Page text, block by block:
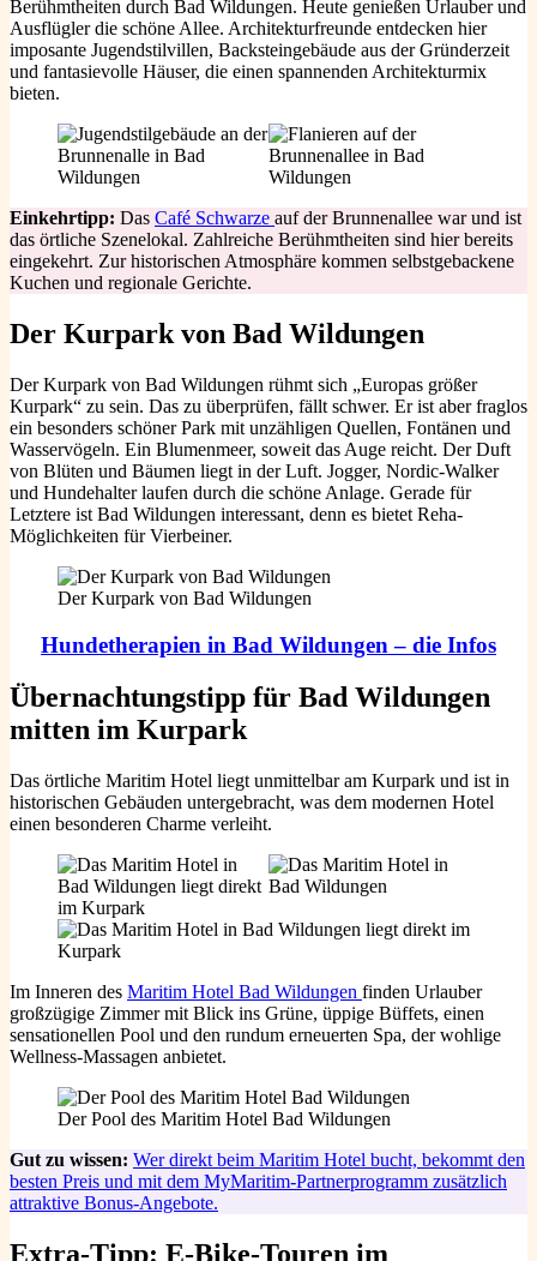
Berühmtheiten durch Bad Wildungen. Heute genießen Urlauber und
Ausflügler die schöne Allee. Architekturfreunde entdecken hier
imposante Jugendstilvillen, Backsteingebäude aus der Gründerzeit
und fantasievolle Häuser, die einen spannenden Architekturmix
bieten.
Einkehrtipp: Das Café Schwarze auf der Brunnenallee war und ist
das örtliche Szenelokal. Zahlreiche Berühmtheiten sind hier bereits
eingekehrt. Zur historischen Atmosphäre kommen selbstgebackene
Kuchen und regionale Gerichte.
Der Kurpark von Bad Wildungen
Der Kurpark von Bad Wildungen rühmt sich „Europas größer
Kurpark“ zu sein. Das zu überprüfen, fällt schwer. Er ist aber fraglos
ein besonders schöner Park mit unzähligen Quellen, Fontänen und
Wasservögeln. Ein Blumenmeer, soweit das Auge reicht. Der Duft
von Blüten und Bäumen liegt in der Luft. Jogger, Nordic-Walker
und Hundehalter laufen durch die schöne Anlage. Gerade für
Letztere ist Bad Wildungen interessant, denn es bietet Reha-
Möglichkeiten für Vierbeiner.
Der Kurpark von Bad Wildungen
Hundetherapien in Bad Wildungen – die Infos
Übernachtungstipp für Bad Wildungen
mitten im Kurpark
Das örtliche Maritim Hotel liegt unmittelbar am Kurpark und ist in
historischen Gebäuden untergebracht, was dem modernen Hotel
einen besonderen Charme verleiht.
Im Inneren des Maritim Hotel Bad Wildungen finden Urlauber
großzügige Zimmer mit Blick ins Grüne, üppige Büffets, einen
sensationellen Pool und den rundum erneuerten Spa, der wohlige
Wellness-Massagen anbietet.
Der Pool des Maritim Hotel Bad Wildungen
Gut zu wissen: Wer direkt beim Maritim Hotel bucht, bekommt den
besten Preis und mit dem MyMaritim-Partnerprogramm zusätzlich
attraktive Bonus-Angebote.
Extra-Tipp: E-Bike-Touren im